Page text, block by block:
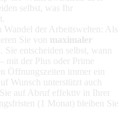
selbst, was Ihr
der Arbeitswelten: Als
Sie von maximaler
. Sie entscheiden selbst, wann
mit der Plus oder Prime
Öffnungszeiten immer ein
Wunsch unterstützt auch
auf Abruf effektiv in Ihrer
(1 Monat) bleiben Sie